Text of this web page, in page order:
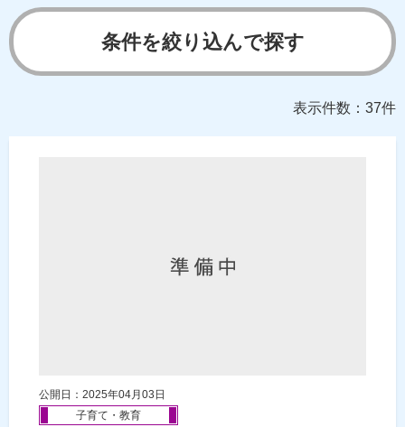
条件を絞り込んで探す
表示件数：37件
公開日：2025年04月03日
子育て・教育